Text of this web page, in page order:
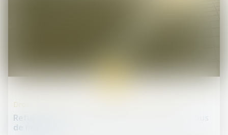
Refus de proroger la durée d’une société et abus
de minorité
Droit des sociétés commerciales et professionnelles